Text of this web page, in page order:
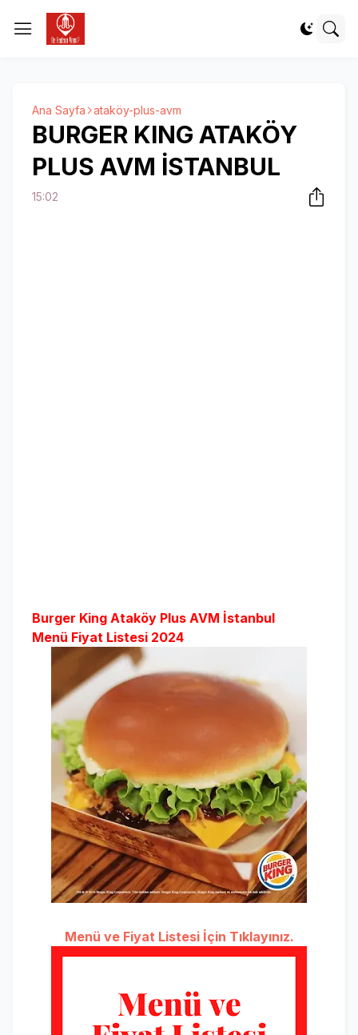
Ana Sayfa ataköy-plus-avm
BURGER KING ATAKÖY
PLUS AVM İSTANBUL
15:02
Burger King Ataköy Plus AVM İstanbul
Menü Fiyat Listesi 2024
Menü ve Fiyat Listesi İçin Tıklayınız.